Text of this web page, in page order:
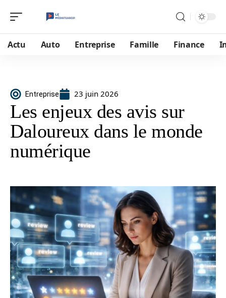
Actu Auto Entreprise Famille Finance
Entreprise 23 juin 2026
Les enjeux des avis sur
Daloureux dans le monde
numérique